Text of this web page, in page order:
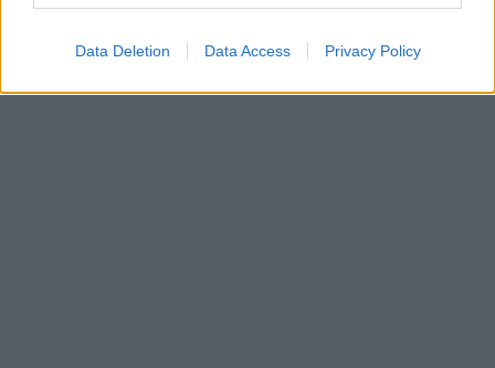
Data Deletion Data Access Privacy Policy